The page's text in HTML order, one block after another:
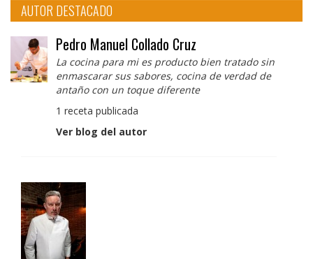
AUTOR DESTACADO
Pedro Manuel Collado Cruz
La cocina para mi es producto bien tratado sin
enmascarar sus sabores, cocina de verdad de
antaño con un toque diferente
1 receta publicada
Ver blog del autor